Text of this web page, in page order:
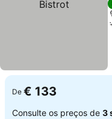
De € 133
Consulte os preços de 3